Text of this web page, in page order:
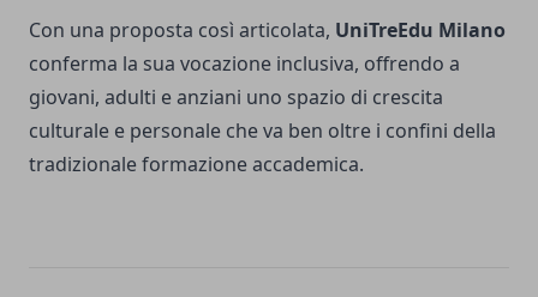
Con una proposta così articolata, UniTreEdu Milano
conferma la sua vocazione inclusiva, offrendo a
giovani, adulti e anziani uno spazio di crescita
culturale e personale che va ben oltre i confini della
tradizionale formazione accademica.